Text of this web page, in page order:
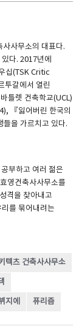
사무소의 대표다.
다. 2017년에
십(TSK Critic
투갈에서 열린
틀렛 건축학교(UCL)
『잃어버린 한국의
을 가르치고 있다.
부하고 여러 젊은
영건축사사무소를
격을 찾아내고
를 묶어내려는
텍츠 건축사사무소
지에 퓨리즘